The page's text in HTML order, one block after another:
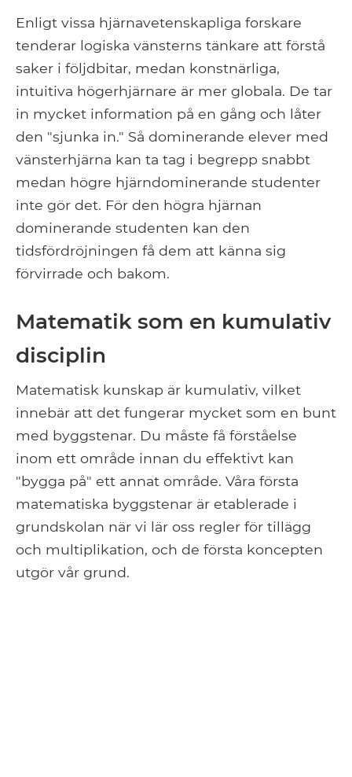
Enligt vissa hjärnavetenskapliga forskare
tenderar logiska vänsterns tänkare att förstå
saker i följdbitar, medan konstnärliga,
intuitiva högerhjärnare är mer globala. De tar
in mycket information på en gång och låter
den "sjunka in." Så dominerande elever med
vänsterhjärna kan ta tag i begrepp snabbt
medan högre hjärndominerande studenter
inte gör det. För den högra hjärnan
dominerande studenten kan den
tidsfördröjningen få dem att känna sig
förvirrade och bakom.
Matematik som en kumulativ
disciplin
Matematisk kunskap är kumulativ, vilket
innebär att det fungerar mycket som en bunt
med byggstenar. Du måste få förståelse
inom ett område innan du effektivt kan
"bygga på" ett annat område. Våra första
matematiska byggstenar är etablerade i
grundskolan när vi lär oss regler för tillägg
och multiplikation, och de första koncepten
utgör vår grund.